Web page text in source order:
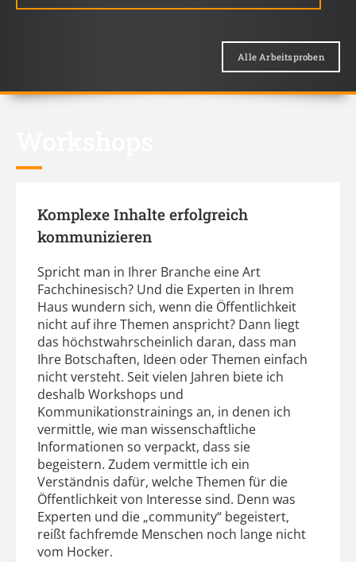
Alle Arbeitsproben
Komplexe Inhalte erfolgreich
kommunizieren
Spricht man in Ihrer Branche eine Art
Fachchinesisch? Und die Experten in Ihrem
Haus wundern sich, wenn die Öffentlichkeit
nicht auf ihre Themen anspricht? Dann liegt
das höchstwahrscheinlich daran, dass man
Ihre Botschaften, Ideen oder Themen einfach
nicht versteht. Seit vielen Jahren biete ich
deshalb Workshops und
Kommunikationstrainings an, in denen ich
vermittle, wie man wissenschaftliche
Informationen so verpackt, dass sie
begeistern. Zudem vermittle ich ein
Verständnis dafür, welche Themen für die
Öffentlichkeit von Interesse sind. Denn was
Experten und die „community“ begeistert,
reißt fachfremde Menschen noch lange nicht
vom Hocker.